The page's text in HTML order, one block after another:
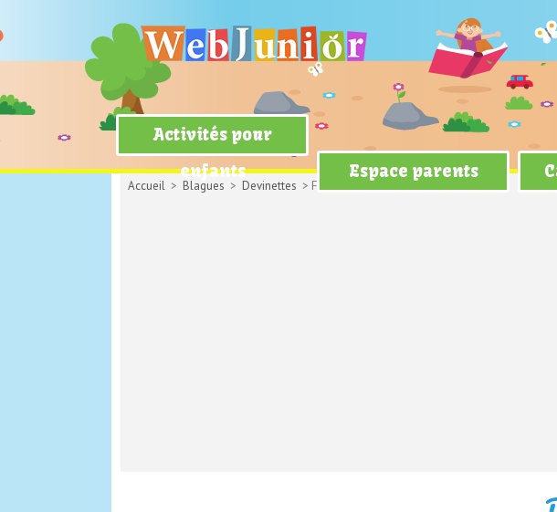
Activités pour
enfants
Espace parents
Accueil > Blagues > Devinettes > Fierté bretonne